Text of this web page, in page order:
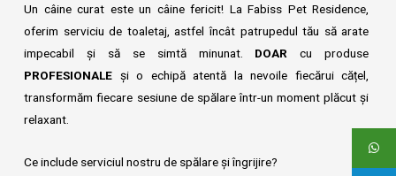
Un câine curat este un câine fericit! La Fabiss Pet Residence,
oferim serviciu de toaletaj, astfel încât patrupedul tău să arate
impecabil și să se simtă minunat. DOAR cu produse
PROFESIONALE și o echipă atentă la nevoile fiecărui cățel,
transformăm fiecare sesiune de spălare într-un moment plăcut și
relaxant.
Ce include serviciul nostru de spălare și îngrijire?